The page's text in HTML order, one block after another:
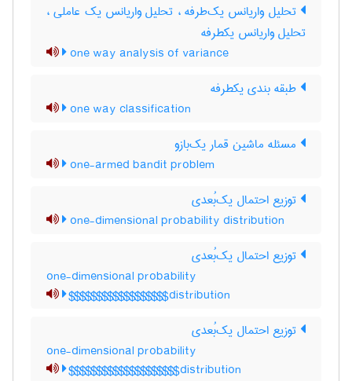
تحلیل واریانس یک‌طرفه ، تحلیل واریانس یک عاملی ،
تحلیل واریانس یکطرفه
one way analysis of variance
طبقه بندی یکطرفه
one way classification
مسئله ماشین قمار یک‌بازو
one-armed bandit problem
توزیع احتمال یک‌بُعدی
one-dimensional probability distribution
توزیع احتمال یک‌بُعدی
one-dimensional probability
distribution$$$$$$$$$$$$$$$$$$
توزیع احتمال یک‌بُعدی
one-dimensional probability
distribution$$$$$$$$$$$$$$$$$$$$